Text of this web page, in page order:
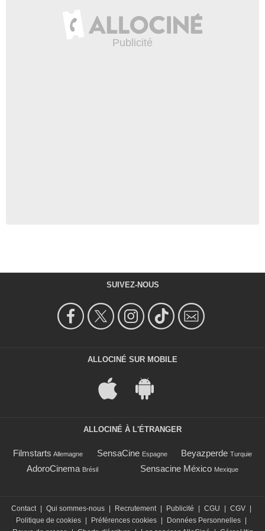
SUIVEZ-NOUS
ALLOCINÉ SUR MOBILE
ALLOCINÉ À L'ÉTRANGER
Filmstarts Allemagne SensaCine Espagne Beyazperde Turquie
AdoroCinema Brésil Sensacine México Mexique
Contact | Qui sommes-nous | Recrutement | Publicité | CGU | CGV |
Politique de cookies | Préférences cookies | Données Personnelles |